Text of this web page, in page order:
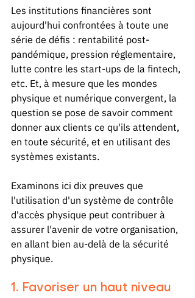
Les institutions financières sont
aujourd'hui confrontées à toute une
série de défis : rentabilité post-
pandémique, pression réglementaire,
lutte contre les start-ups de la fintech,
etc. Et, à mesure que les mondes
physique et numérique convergent, la
question se pose de savoir comment
donner aux clients ce qu'ils attendent,
en toute sécurité, et en utilisant des
systèmes existants.
Examinons ici dix preuves que
l'utilisation d'un système de contrôle
d'accès physique peut contribuer à
assurer l'avenir de votre organisation,
en allant bien au-delà de la sécurité
physique.
1. Favoriser un haut niveau